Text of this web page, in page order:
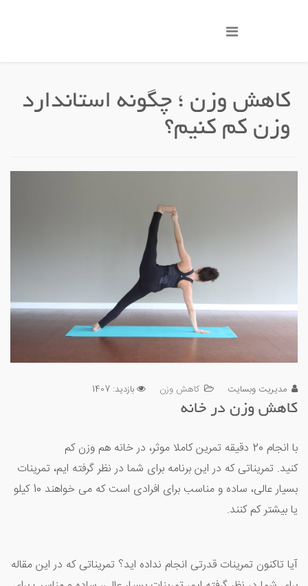
کاهش وزن ؛ چگونه استاندارد
وزن کم کنیم؟
مدیریت وبسایت کاهش وزن بازدید: 1407
کاهش وزن در خانه
با انجام 20 دقیقه تمرین کاملا موثر، در خانه هم وزن کم
کنید. تمریناتی که در این برنامه برای شما در نظر گرفته ایم، تمرینات
بسیار عالی، ساده و مناسب برای افرادی است که می خواهند 10 کیلو
یا بیشتر کم کنند.
آیا تاکنون تمرینات قدرتی انجام نداده اید؟ تمریناتی که در این مقاله